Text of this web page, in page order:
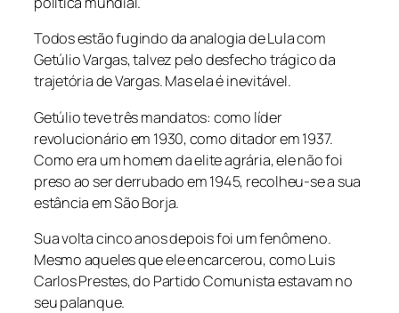
Todos estão fugindo da analogia de Lula com
Getúlio Vargas, talvez pelo desfecho trágico da
trajetória de Vargas. Mas ela é inevitável.
Getúlio teve três mandatos: como líder
revolucionário em 1930, como ditador em 1937.
Como era um homem da elite agrária, ele não foi
preso ao ser derrubado em 1945, recolheu-se a sua
estância em São Borja.
Sua volta cinco anos depois foi um fenômeno.
Mesmo aqueles que ele encarcerou, como Luis
Carlos Prestes, do Partido Comunista estavam no
seu palanque.